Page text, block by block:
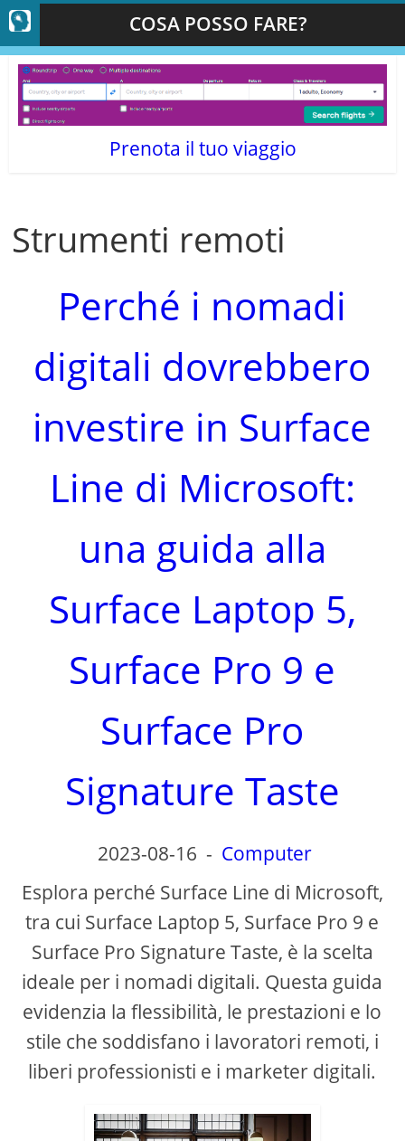
COSA POSSO FARE?
Prenota il tuo viaggio
Strumenti remoti
Perché i nomadi
digitali dovrebbero
investire in Surface
Line di Microsoft:
una guida alla
Surface Laptop 5,
Surface Pro 9 e
Surface Pro
Signature Taste
2023-08-16 - Computer
Esplora perché Surface Line di Microsoft,
tra cui Surface Laptop 5, Surface Pro 9 e
Surface Pro Signature Taste, è la scelta
ideale per i nomadi digitali. Questa guida
evidenzia la flessibilità, le prestazioni e lo
stile che soddisfano i lavoratori remoti, i
liberi professionisti e i marketer digitali.